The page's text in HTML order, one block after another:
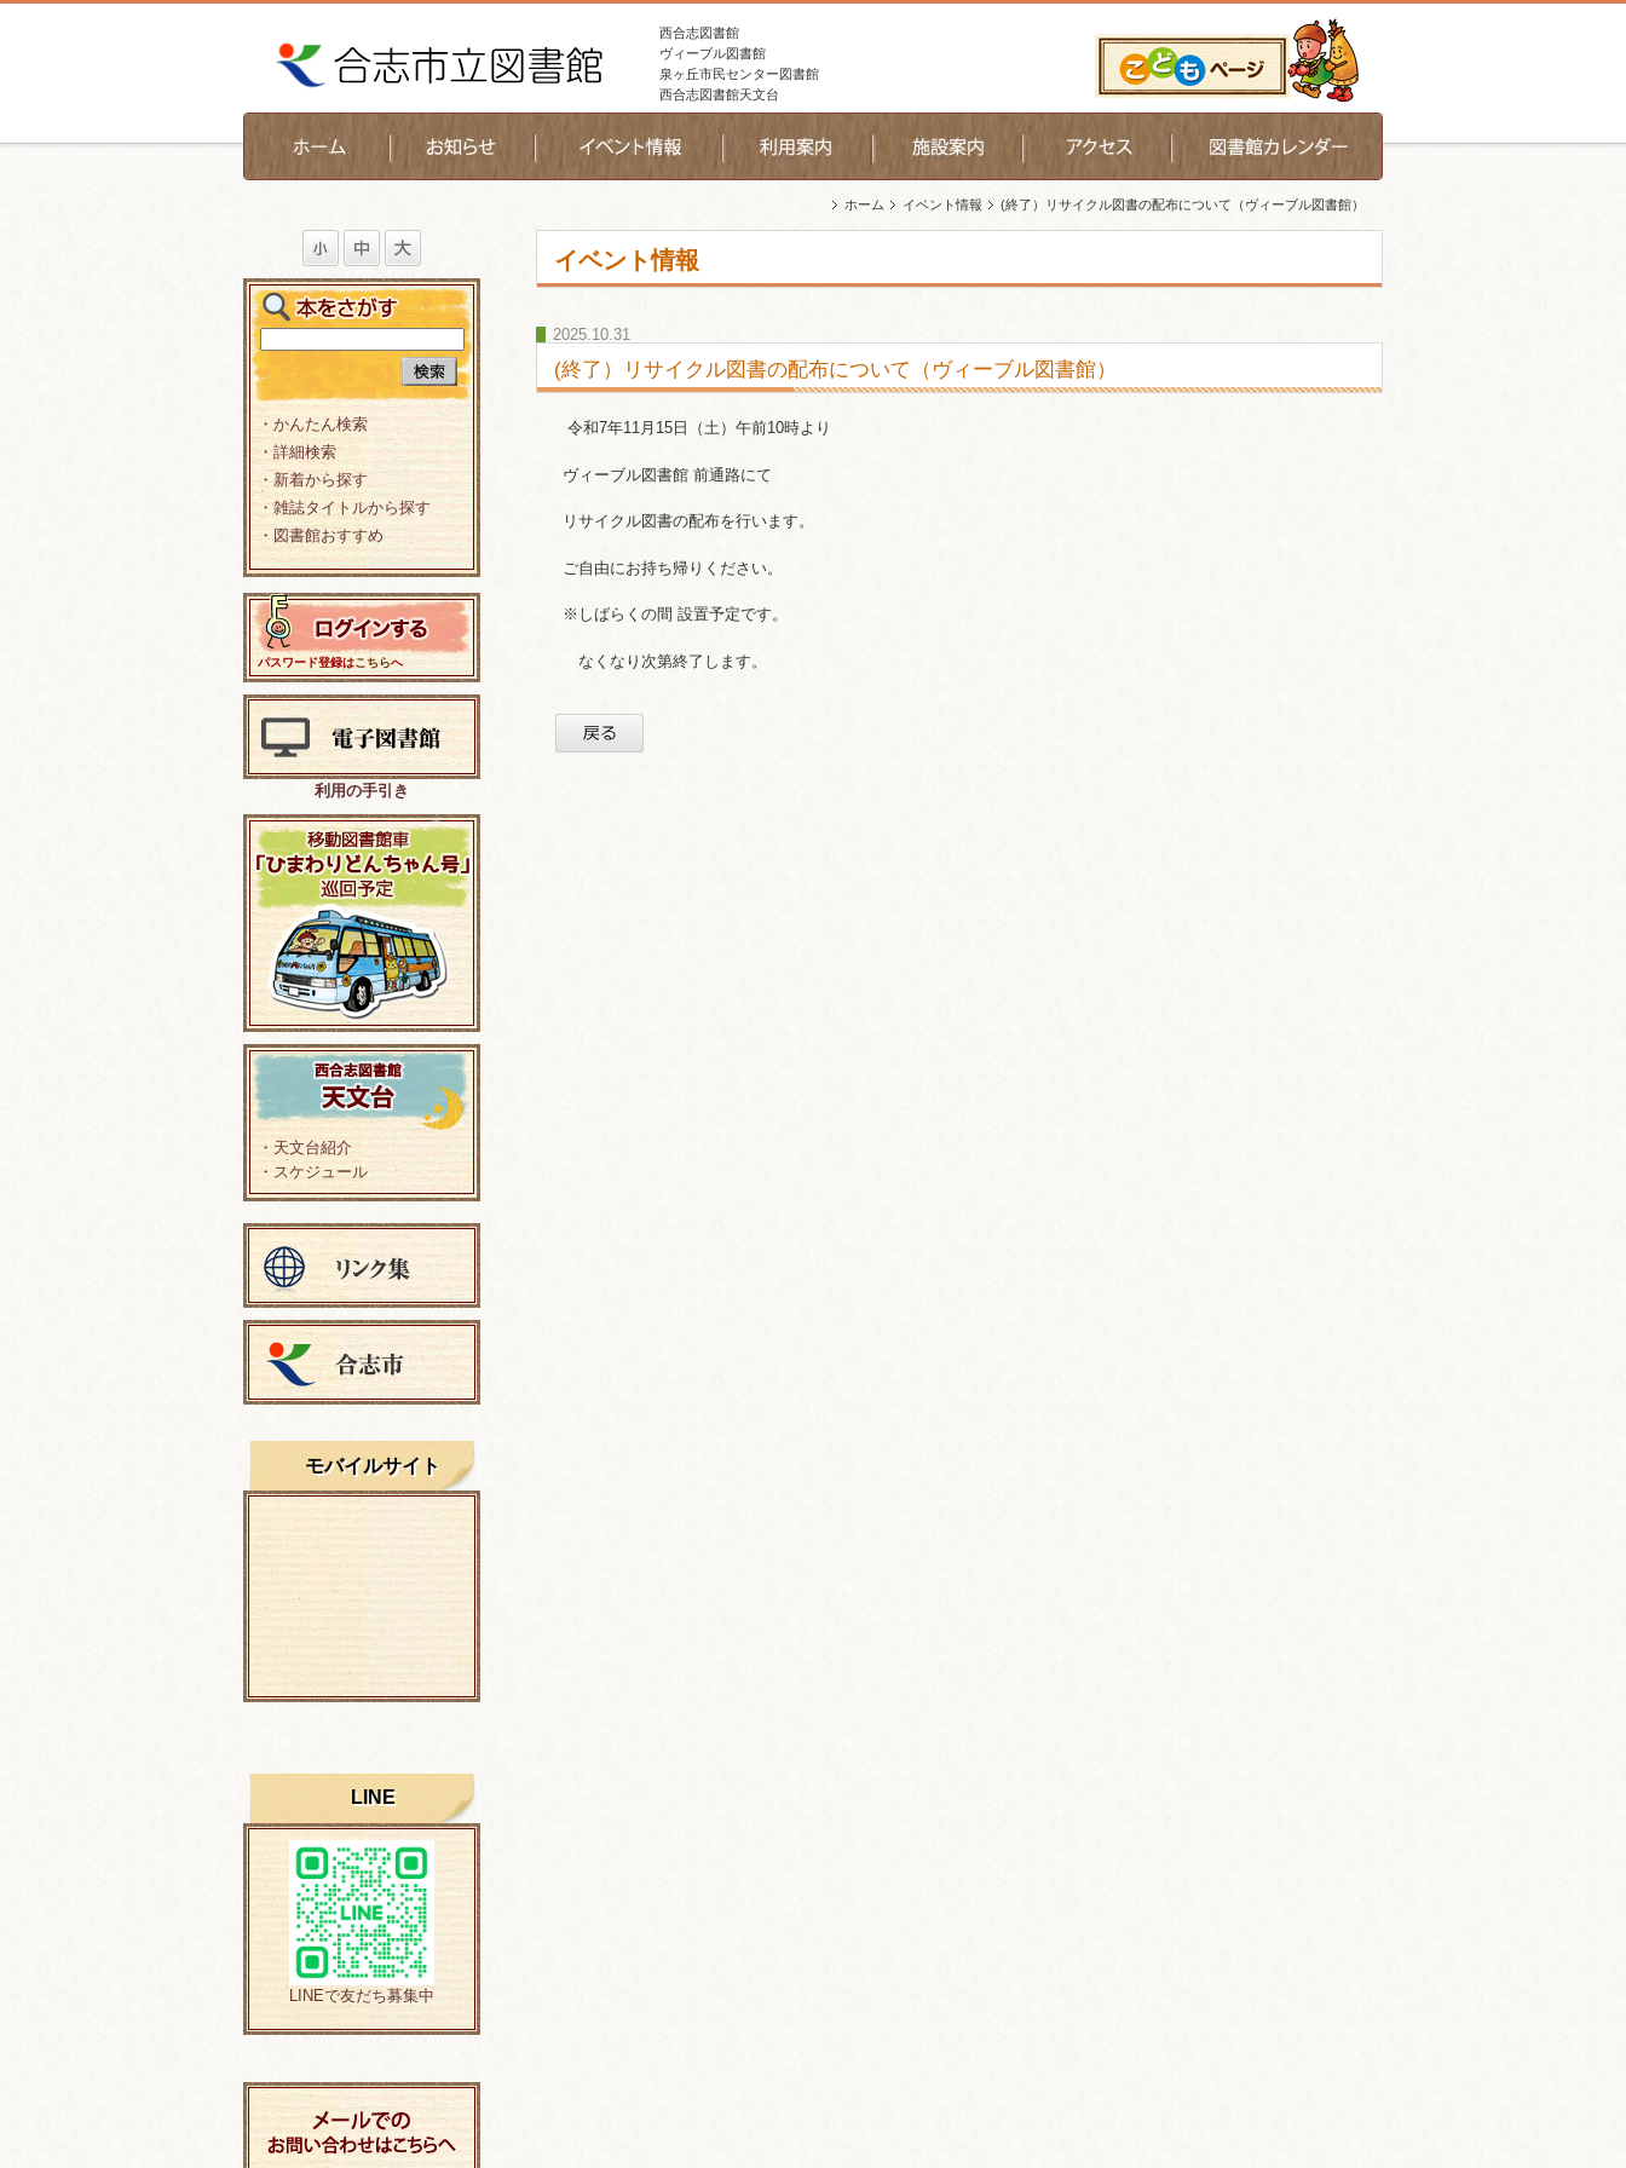
西合志図書館
ヴィーブル図書館
泉ヶ丘市民センター図書館
西合志図書館天文台
ホーム イベント情報 (終了）リサイクル図書の配布について（ヴィーブル図書館）
イベント情報
2025.10.31
(終了）リサイクル図書の配布について（ヴィーブル図書館）
令和7年11月15日（土）午前10時より
ヴィーブル図書館 前通路にて
リサイクル図書の配布を行います。
ご自由にお持ち帰りください。
※しばらくの間 設置予定です。
なくなり次第終了します。
・かんたん検索
・詳細検索
・新着から探す
・雑誌タイトルから探す
・図書館おすすめ
パスワード登録はこちらへ
利用の手引き
・天文台紹介
・スケジュール
モバイルサイト
LINE
LINEで友だち募集中